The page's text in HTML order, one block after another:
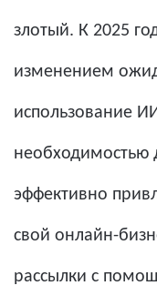
злотый. К 2025
изменением
использование
необходимостью
эффективно
свой онлайн-
рассылки с